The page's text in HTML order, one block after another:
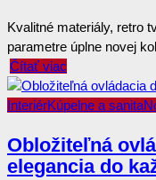
Kvalitné materiály, retro
parametre úplne novej
Čítať viac
InteriérKúpelne a sanita
Obložiteľná
elegancia do